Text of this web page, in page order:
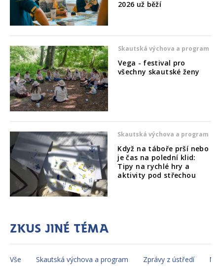
2026 už běží
Skautská výchova a program
Vega - festival pro
všechny skautské ženy
Skautská výchova a program
Když na táboře prší nebo
je čas na polední klid:
Tipy na rychlé hry a
aktivity pod střechou
Zkus jiné téma
Vše Skautská výchova a program Zprávy z ústředí